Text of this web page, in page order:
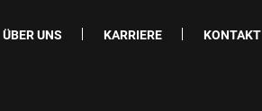
ÜBER UNS KARRIERE KONTAKT